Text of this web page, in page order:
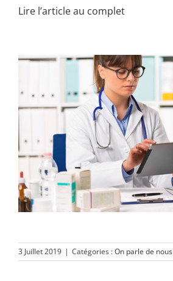
Lire l’article au complet
3 Juillet 2019 | Catégories :On parle de nous